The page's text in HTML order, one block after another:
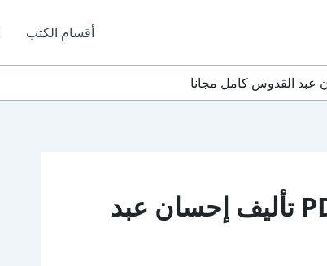
أقسام الكتب
تحميل كتاب حالة الدكتور حسن PDF تأليف إحسان عبد